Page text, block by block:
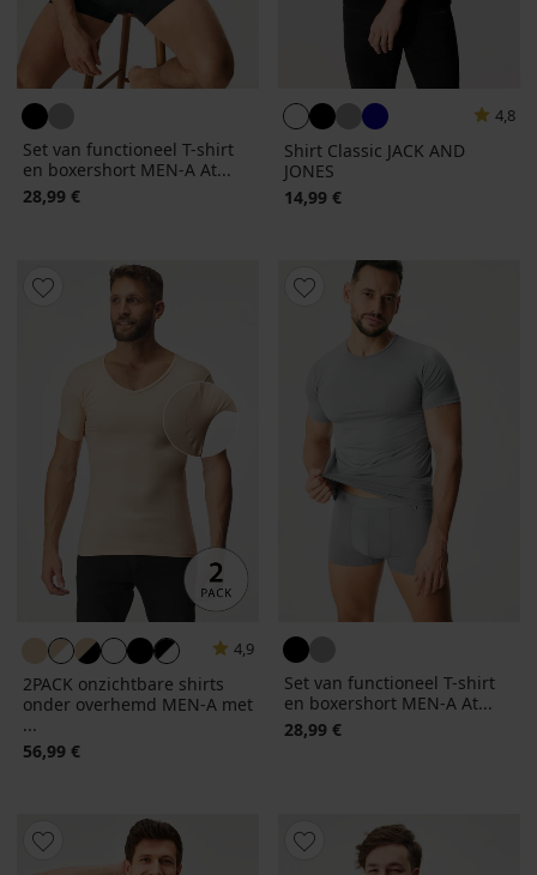
Set van functioneel T-shirt
en boxershort MEN-A At...
28,99 €
4,8
Shirt Classic JACK AND
JONES
14,99 €
4,9
2PACK onzichtbare shirts
onder overhemd MEN-A met
...
56,99 €
Set van functioneel T-shirt
en boxershort MEN-A At...
28,99 €